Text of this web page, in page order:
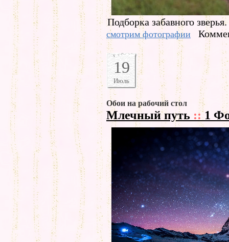
Подборка забавного зверья.
смотрим фотографии
19
Июль
Обои на рабочий стол
Млечный путь ::1